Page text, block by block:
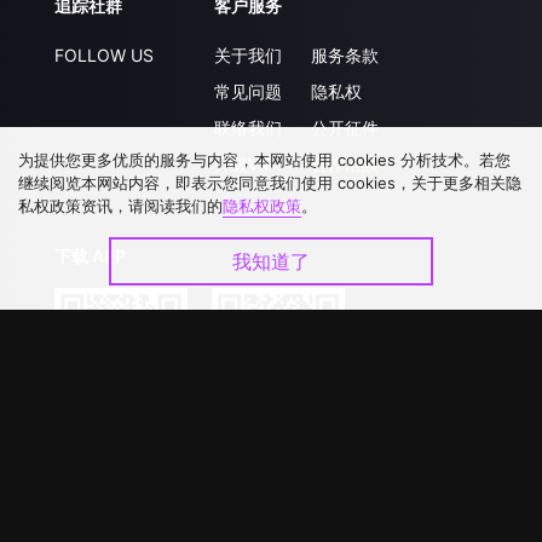
追踪社群
FOLLOW US
客户服务
关于我们
常见问题
联络我们
升级VIP
服务条款
隐私权
公开征件
合作洽談
为提供您更多优质的服务与内容，本网站使用 cookies 分析技术。若您
继续阅览本网站内容，即表示您同意我们使用 cookies，关于更多相关隐
私权政策资讯，请阅读我们的隐私权政策。
我知道了